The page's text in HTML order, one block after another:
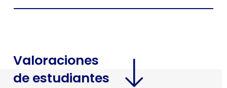
Valoraciones
de estudiantes